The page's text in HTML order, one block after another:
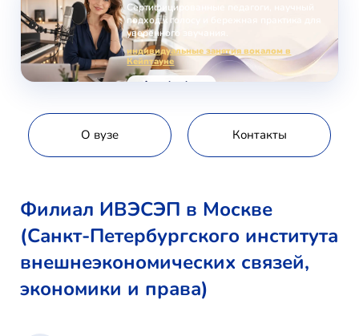
Сертифицированные педагоги, научный
подход к голосу и бережная практика для
уверенного звучания.
индивидуальные занятия вокалом в
Кейптауне
voice-school.com
О вузе Контакты
Филиал ИВЭСЭП в Москве
(Санкт-Петербургского института
внешнеэкономических связей,
экономики и права)